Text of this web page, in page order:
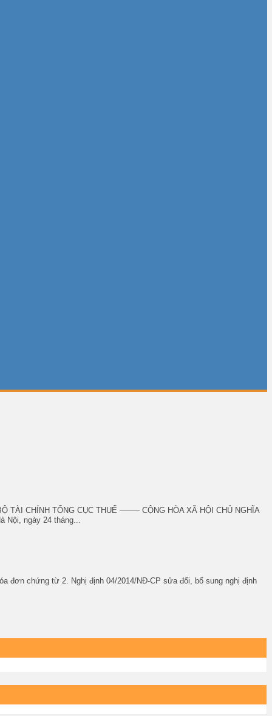
TÀI CHÍNH TỔNG CỤC THUẾ ——– CỘNG HÒA XÃ HỘI CHỦ NGHĨA
Nội, ngày 24 tháng...
đơn chứng từ 2. Nghị định 04/2014/NĐ-CP sửa đổi, bổ sung nghị định